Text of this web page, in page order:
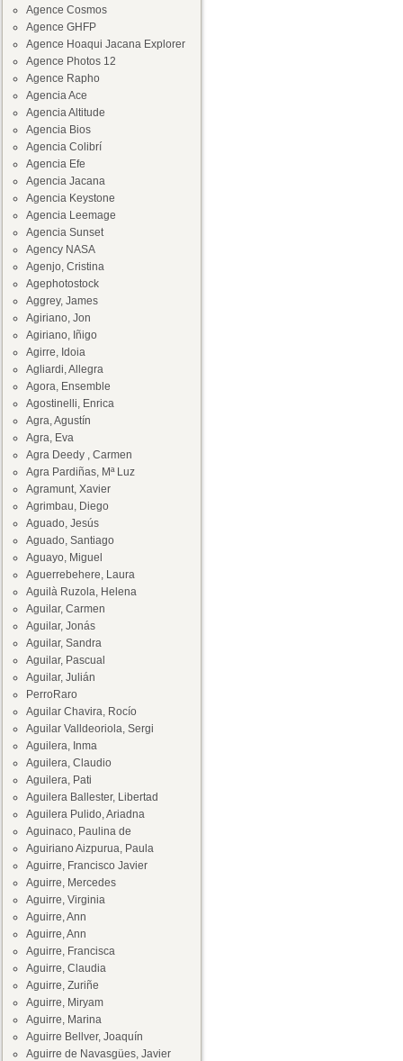
Agence Cosmos
Agence GHFP
Agence Hoaqui Jacana Explorer
Agence Photos 12
Agence Rapho
Agencia Ace
Agencia Altitude
Agencia Bios
Agencia Colibrí
Agencia Efe
Agencia Jacana
Agencia Keystone
Agencia Leemage
Agencia Sunset
Agency NASA
Agenjo, Cristina
Agephotostock
Aggrey, James
Agiriano, Jon
Agiriano, Iñigo
Agirre, Idoia
Agliardi, Allegra
Agora, Ensemble
Agostinelli, Enrica
Agra, Agustín
Agra, Eva
Agra Deedy , Carmen
Agra Pardiñas, Mª Luz
Agramunt, Xavier
Agrimbau, Diego
Aguado, Jesús
Aguado, Santiago
Aguayo, Miguel
Aguerrebehere, Laura
Aguilà Ruzola, Helena
Aguilar, Carmen
Aguilar, Jonás
Aguilar, Sandra
Aguilar, Pascual
Aguilar, Julián
PerroRaro
Aguilar Chavira, Rocío
Aguilar Valldeoriola, Sergi
Aguilera, Inma
Aguilera, Claudio
Aguilera, Pati
Aguilera Ballester, Libertad
Aguilera Pulido, Ariadna
Aguinaco, Paulina de
Aguiriano Aizpurua, Paula
Aguirre, Francisco Javier
Aguirre, Mercedes
Aguirre, Virginia
Aguirre, Ann
Aguirre, Ann
Aguirre, Francisca
Aguirre, Claudia
Aguirre, Zuriñe
Aguirre, Miryam
Aguirre, Marina
Aguirre Bellver, Joaquín
Aguirre de Navasgües, Javier